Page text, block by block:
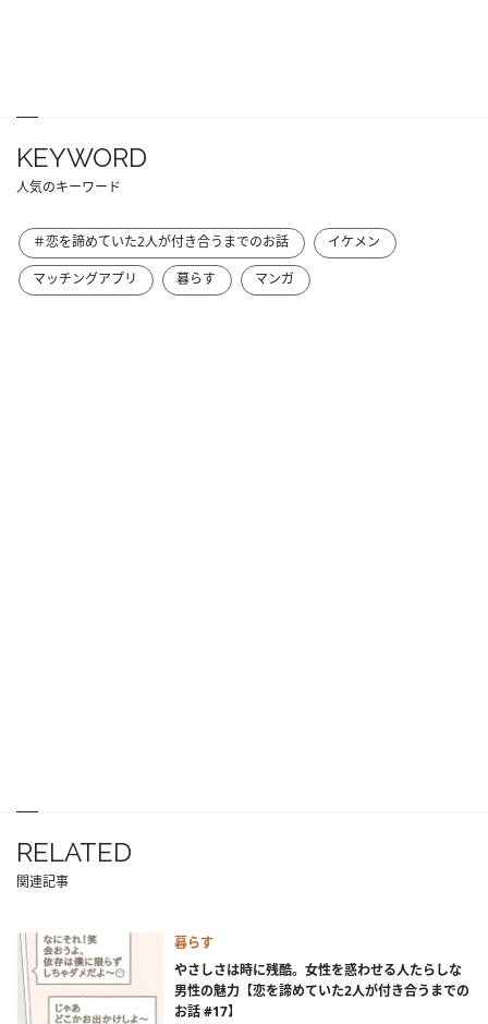
KEYWORD
人気のキーワード
＃恋を諦めていた2人が付き合うまでのお話
イケメン
マッチングアプリ
暮らす マンガ
RELATED
関連記事
暮らす
やさしさは時に残酷。女性を惑わせる人たらしな
男性の魅力【恋を諦めていた2人が付き合うまでの
お話 #17】